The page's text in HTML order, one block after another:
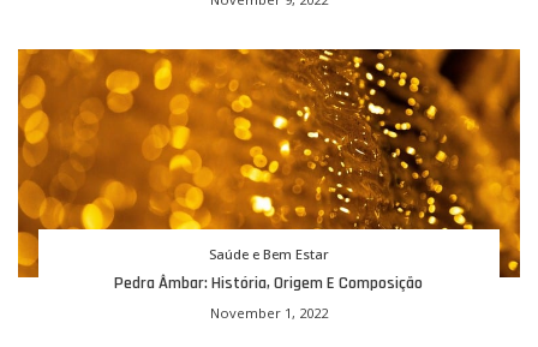
Saúde e Bem Estar
Pedra Âmbar: História, Origem E Composição
November 1, 2022